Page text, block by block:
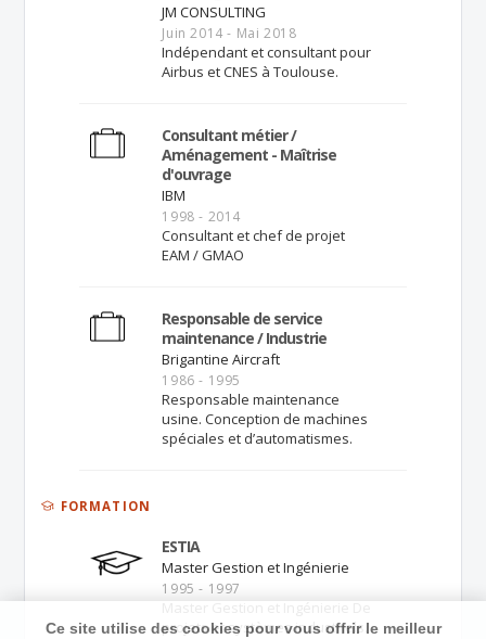
actuel de la transformation digitale. Je peux intervenir sur
toutes les phases classiques d'un projet d'intégration ou
de migration en AMOA ou AMOE. Cordialement Jacky
JM CONSULTING
Juin 2014 - Mai 2018
Indépendant et consultant pour
Airbus et CNES à Toulouse.
Consultant métier /
Aménagement - Maîtrise
d'ouvrage
IBM
1998 - 2014
Consultant et chef de projet
EAM / GMAO
Responsable de service
maintenance / Industrie
Brigantine Aircraft
1986 - 1995
Responsable maintenance
usine. Conception de machines
spéciales et d’automatismes.
FORMATION
ESTIA
Master Gestion et Ingénierie
1995 - 1997
projets et systèmes industriels.
Ce site utilise des cookies pour vous offrir le meilleur